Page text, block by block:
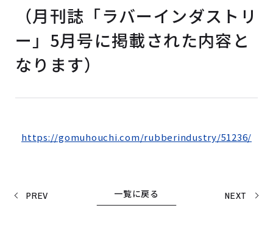
（月刊誌「ラバーインダストリ
ー」5月号に掲載された内容と
なります）
https://gomuhouchi.com/rubberindustry/51236/
PREV NEXT
一覧に戻る